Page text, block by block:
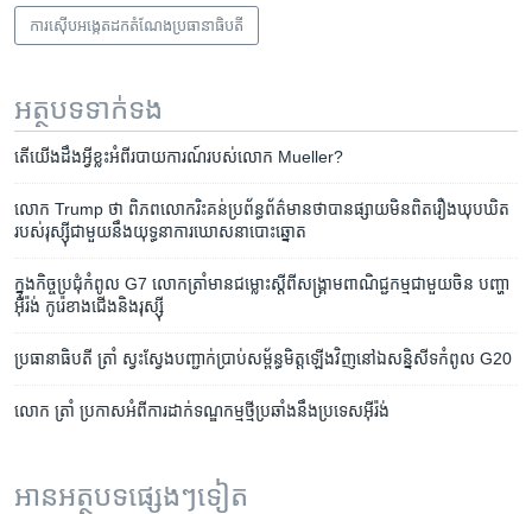
ការស៊ើបអង្កេតដកតំណែងប្រធានាធិបតី
អត្ថបទ​ទាក់ទង
តើ​យើង​ដឹង​អ្វី​ខ្លះ​អំពី​របាយការណ៍​របស់​លោក Mueller?
លោក Trump ថា ពិភពលោក​រិះគន់​ប្រព័ន្ធ​ព័ត៌មាន​ថា​បាន​ផ្សាយ​មិន​ពិត​រឿង​ឃុបឃិត​
របស់​រុស្ស៊ី​ជាមួយ​នឹង​យុទ្ធនាការ​ឃោសនា​បោះ​ឆ្នោត
ក្នុង​កិច្ចប្រជុំកំពូល G7 ​លោក​ត្រាំ​មាន​ជម្លោះ​ស្តីពី​សង្គ្រាម​ពាណិជ្ជកម្ម​ជាមួយ​ចិន ​បញ្ហា​
អ៊ីរ៉ង់ ​កូរ៉េខាង​ជើង​និង​រុស្ស៊ី
ប្រធានាធិបតី ​​ត្រាំ ​ស្វះ​ស្វែង​បញ្ជាក់​ប្រាប់​សម្ព័ន្ធ​មិត្ត​ឡើង​វិញ​នៅ​ឯ​សន្និសីទ​កំពូល​ G20
លោក ត្រាំ​ ប្រកាស​អំពី​ការ​ដាក់​ទណ្ឌកម្ម​ថ្មី​ប្រឆាំង​នឹង​ប្រទេស​អ៊ីរ៉ង់
អានអត្ថបទផ្សេងៗទៀត